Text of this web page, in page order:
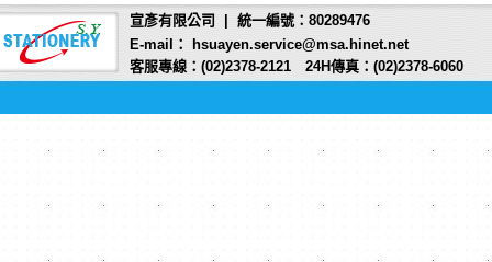
宣彥有限公司 | 統一編號：80289476
E-mail： hsuayen.service@msa.hinet.net
客服專線：(02)2378-2121 24H傳真：(02)2378-6060